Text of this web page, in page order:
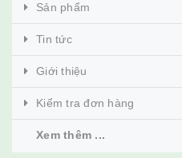
Sản phẩm
Tin tức
Giới thiệu
Kiểm tra đơn hàng
Xem thêm ...